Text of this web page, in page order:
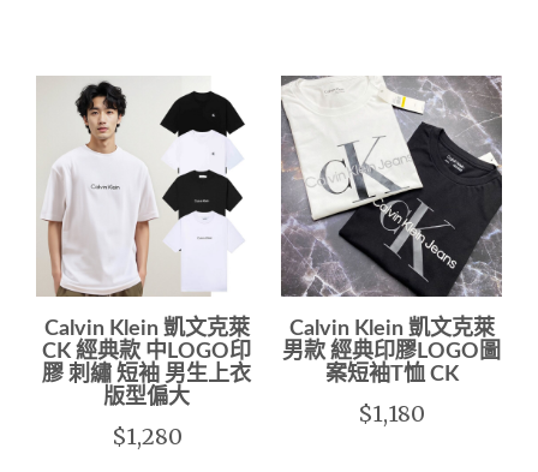
Calvin Klein 凱文克萊
CK 經典款 中LOGO印
膠 刺繡 短袖 男生上衣
版型偏大
$1,280
Calvin Klein 凱文克萊
男款 經典印膠LOGO圖
案短袖T恤 CK
$1,180